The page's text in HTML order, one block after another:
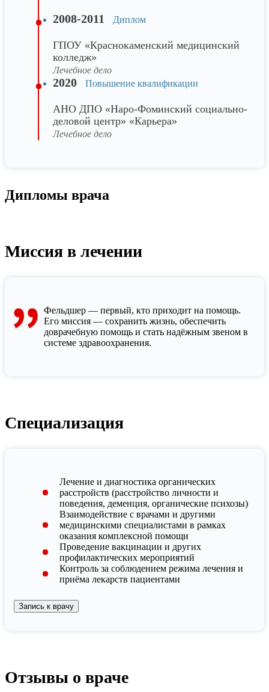
2008-2011 Диплом
ГПОУ «Краснокаменский медицинский
колледж»
Лечебное дело
2020 Повышение квалификации
АНО ДПО «Наро-Фоминский социально-
деловой центр» «Карьера»
Лечебное дело
Дипломы врача
Миссия в лечении
Фельдшер — первый, кто приходит на помощь.
Его миссия — сохранить жизнь, обеспечить
доврачебную помощь и стать надёжным звеном в
системе здравоохранения.
Специализация
Лечение и диагностика органических
расстройств (расстройство личности и
поведения, деменция, органические психозы)
Взаимодействие с врачами и другими
медицинскими специалистами в рамках
оказания комплексной помощи
Проведение вакцинации и других
профилактических мероприятий
Контроль за соблюдением режима лечения и
приёма лекарств пациентами
Запись к врачу
Отзывы о враче